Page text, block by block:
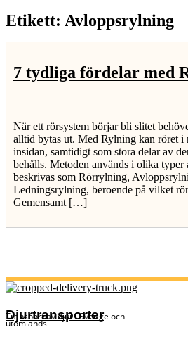
Etikett: Avloppsrylning
7 tydliga fördelar med
När ett rörsystem börjar bli slitet
alltid bytas ut. Med Rylning kan röret i
insidan, samtidigt som stora delar av
behålls. Metoden används i olika typer
beskrivas som Rörrylning,
Ledningsrylning, beroende på vilket
Gemensamt […]
Djurtransporter
Transport av djur i Sverige och
utomlands